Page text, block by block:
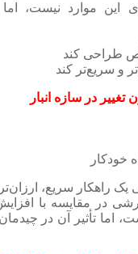
این موارد نیست،
طراحی کند
و سریع‌تر کند
خودکار
یک راهکار سریع‌،
در مقایسه با افزایش
اما تأثیر آن در